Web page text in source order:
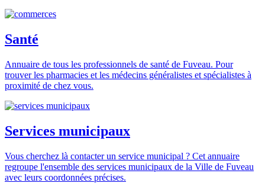
Santé
Annuaire de tous les professionnels de santé de Fuveau. Pour
trouver les pharmacies et les médecins généralistes et spécialistes à
proximité de chez vous.
Services municipaux
Vous cherchez là contacter un service municipal ? Cet annuaire
regroupe l'ensemble des services municipaux de la Ville de Fuveau
avec leurs coordonnées précises.